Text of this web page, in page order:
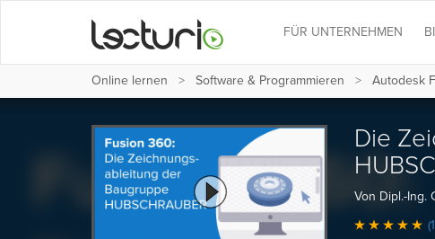
FÜR UNTERNEHMEN
Online lernen Software & Programmieren Autodesk
Die
Von Dipl.-Ing.